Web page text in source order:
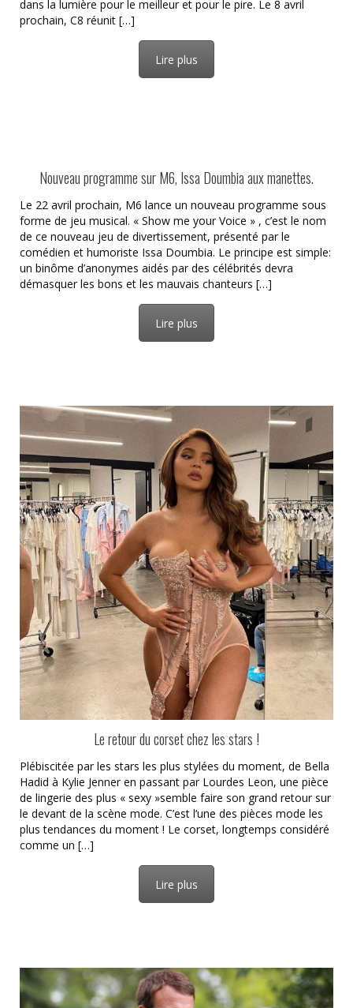
dans la lumière pour le meilleur et pour le pire. Le 8 avril
prochain, C8 réunit […]
Lire plus
Nouveau programme sur M6, Issa Doumbia aux manettes.
Le 22 avril prochain, M6 lance un nouveau programme sous
forme de jeu musical. « Show me your Voice » , c’est le nom
de ce nouveau jeu de divertissement, présenté par le
comédien et humoriste Issa Doumbia. Le principe est simple:
un binôme d’anonymes aidés par des célébrités devra
démasquer les bons et les mauvais chanteurs […]
Lire plus
Le retour du corset chez les stars !
Plébiscitée par les stars les plus stylées du moment, de Bella
Hadid à Kylie Jenner en passant par Lourdes Leon, une pièce
de lingerie des plus « sexy »semble faire son grand retour sur
le devant de la scène mode. C’est l’une des pièces mode les
plus tendances du moment ! Le corset, longtemps considéré
comme un […]
Lire plus